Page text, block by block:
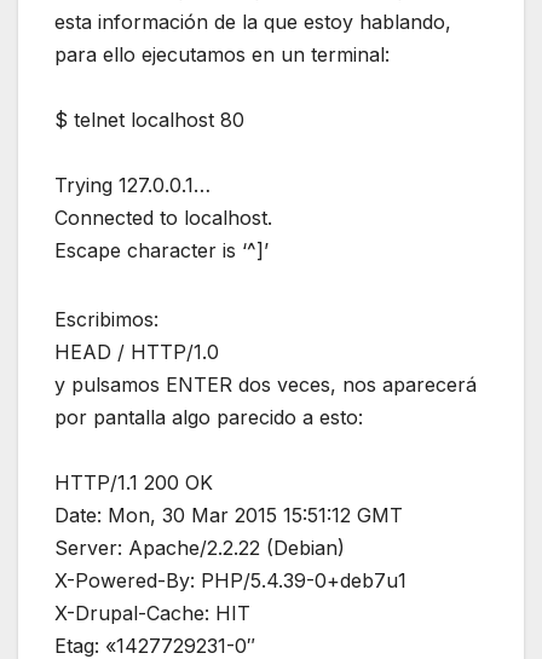
esta información de la que estoy hablando,
para ello ejecutamos en un terminal:
$ telnet localhost 80
Trying 127.0.0.1…
Connected to localhost.
Escape character is ‘^]’
Escribimos:
HEAD / HTTP/1.0
y pulsamos ENTER dos veces, nos aparecerá
por pantalla algo parecido a esto:
HTTP/1.1 200 OK
Date: Mon, 30 Mar 2015 15:51:12 GMT
Server: Apache/2.2.22 (Debian)
X-Powered-By: PHP/5.4.39-0+deb7u1
X-Drupal-Cache: HIT
Etag: «1427729231-0″